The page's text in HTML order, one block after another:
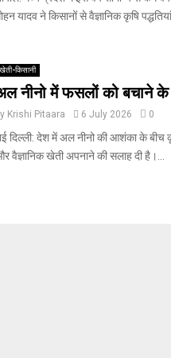
यादव ने किसानों से वैज्ञानिक कृषि
खेती-किसानी
नीनो में फसलों को बचाने के
Krishi Pitaara 6 July 2026 0
दिल्ली: देश में अल नीनो की आशंका के बीच
वैज्ञानिक खेती अपनाने की सलाह दी है।...